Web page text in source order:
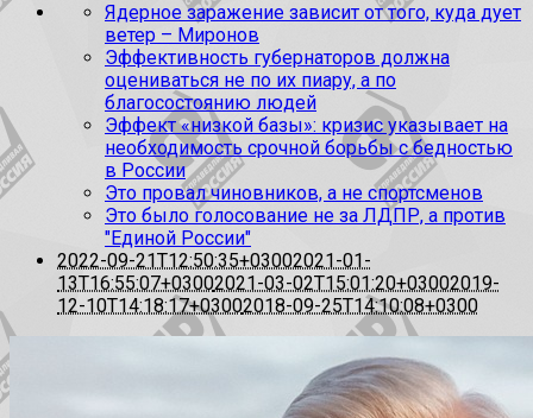
Ядерное заражение зависит от того, куда дует
ветер – Миронов
Эффективность губернаторов должна
оцениваться не по их пиару, а по
благосостоянию людей
Эффект «низкой базы»: кризис указывает на
необходимость срочной борьбы с бедностью
в России
Это провал чиновников, а не спортсменов
Это было голосование не за ЛДПР, а против
"Единой России"
2022-09-21T12:50:35+03002021-01-
13T16:55:07+03002021-03-02T15:01:20+03002019-
12-10T14:18:17+03002018-09-25T14:10:08+0300